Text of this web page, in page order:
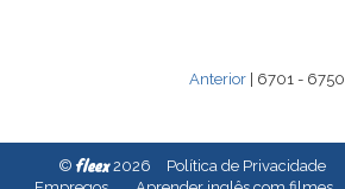
Anterior| 6701 - 6750
© fleex2026 Política de Privacidade